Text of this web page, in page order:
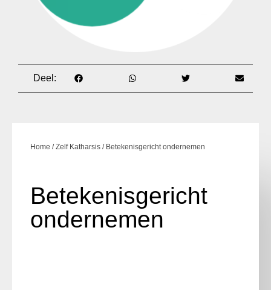
Deel:
Home /Zelf Katharsis / Betekenisgericht ondernemen
Betekenisgericht
ondernemen